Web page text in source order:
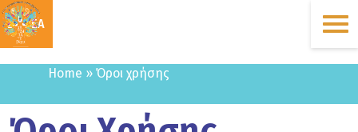
ΔΩΡΕΑ
Home » Όροι χρήσης